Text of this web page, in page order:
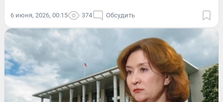
6 июня, 2026, 00:15 374 Обсудить